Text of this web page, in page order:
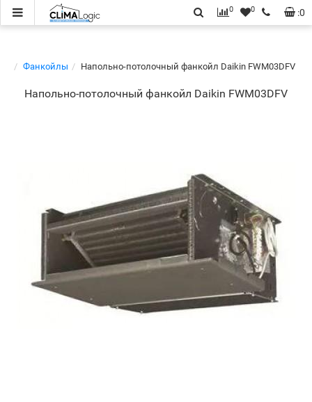
:0
0 0
Фанкойлы Напольно-потолочный фанкойл Daikin FWM03DFV
Напольно-потолочный фанкойл Daikin FWM03DFV